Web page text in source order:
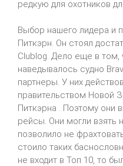
редкую для охотников
Выбор нашего лидера и
Питкэрн. Он стоял
Clublog. Дело еще в том,
наведывалось судно
партнеры. У них
правительством Новой
Питкэрна . Поэтому они
рейсы. Они могли взять
позволило не
стоило таких
не входит в Топ 10, то